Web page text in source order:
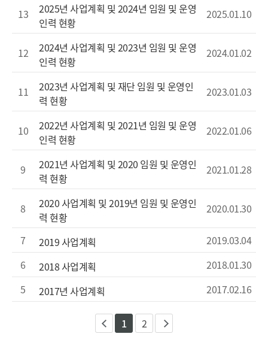
13
2025년 사업계획 및 2024년 임원 및 운영
인력 현황
2025.01.10
12
2024년 사업계획 및 2023년 임원 및 운영
인력 현황
2024.01.02
11
2023년 사업계획 및 재단 임원 및 운영인
력 현황
2023.01.03
10
2022년 사업계획 및 2021년 임원 및 운영
인력 현황
2022.01.06
9
2021년 사업계획 및 2020 임원 및 운영인
력 현황
2021.01.28
8
2020 사업계획 및 2019년 임원 및 운영인
력 현황
2020.01.30
7 2019 사업계획
2019.03.04
6
2018 사업계획
2018.01.30
5
2017년 사업계획 2017.02.16
1
2